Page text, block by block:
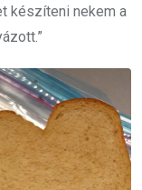
készíteni nekem a